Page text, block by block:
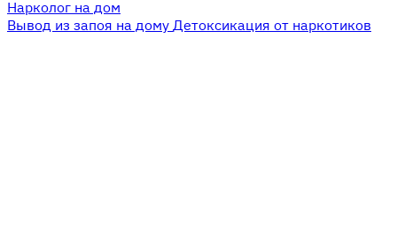
Нарколог на дом
Вывод из запоя на дому Детоксикация от наркотиков